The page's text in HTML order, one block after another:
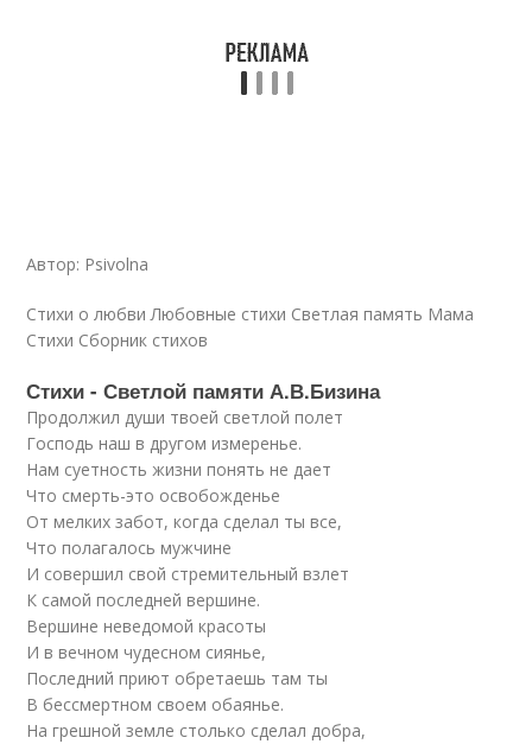
Автор: Psivolna
Стихи о любви Любовные стихи Светлая память Мама
Стихи Сборник стихов
Стихи - Светлой памяти А.В.Бизина
Продолжил души твоей светлой полет
Господь наш в другом измеренье.
Нам суетность жизни понять не дает
Что смерть-это освобожденье
От мелких забот, когда сделал ты все,
Что полагалось мужчине
И совершил свой стремительный взлет
К самой последней вершине.
Вершине неведомой красоты
И в вечном чудесном сиянье,
Последний приют обретаешь там ты
В бессмертном своем обаянье.
На грешной земле столько сделал добра,